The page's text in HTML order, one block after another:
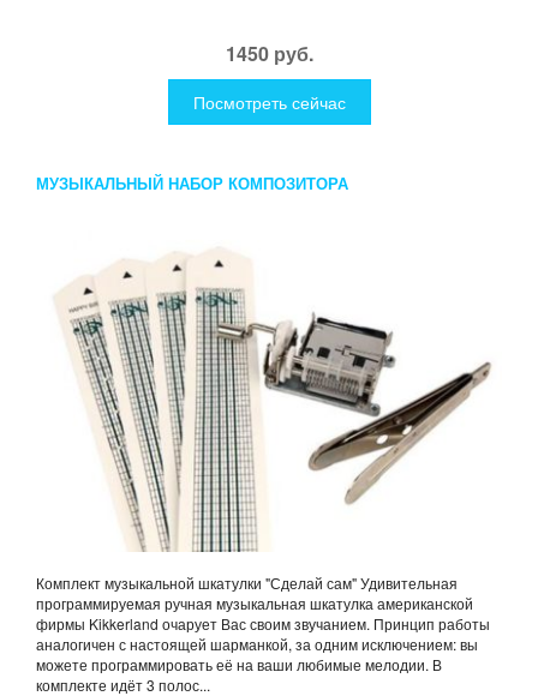
1450 руб.
Посмотреть сейчас
МУЗЫКАЛЬНЫЙ НАБОР КОМПОЗИТОРА
Комплект музыкальной шкатулки "Сделай сам" Удивительная
программируемая ручная музыкальная шкатулка американской
фирмы Kikkerland очарует Вас своим звучанием. Принцип работы
аналогичен с настоящей шарманкой, за одним исключением: вы
можете программировать её на ваши любимые мелодии. В
комплекте идёт 3 полос...